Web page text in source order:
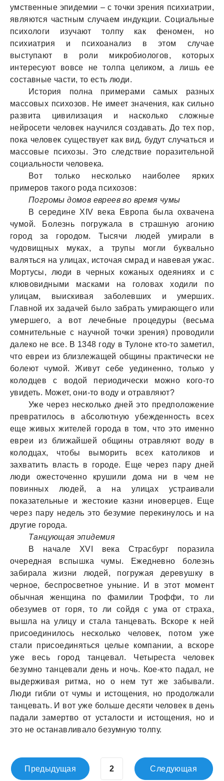
умственные эпидемии – с точки зрения психиатрии,
являются частным случаем индукции. Социальные
психологи изучают толпу как феномен, но
психиатрия и психоанализ в этом случае
выступают в роли микробиологов, которых
интересуют вовсе не толпа целиком, а лишь ее
составные части, то есть люди.
История полна примерами самых разных
массовых психозов. Не имеет значения, как сильно
развита цивилизация и насколько сложные
нейросети человек научился создавать. До тех пор,
пока человек существует как вид, будут случаться и
массовые психозы. Это следствие поразительной
социальности человека.
Вот только несколько наиболее ярких
примеров такого рода психозов:
Погромы домов евреев во время чумы
В середине XIV века Европа была охвачена
чумой. Болезнь погружала в страшную агонию
город за городом. Тысячи людей умирали в
чудовищных муках, а трупы могли буквально
валяться на улицах, источая смрад и навевая ужас.
Мортусы, люди в черных кожаных одеяниях и с
клювовидными масками на головах ходили по
улицам, выискивая заболевших и умерших.
Главной их задачей было забрать умирающего или
умершего, а вот лечебные процедуры (весьма
сомнительные с научной точки зрения) проводили
далеко не все. В 1348 году в Тулоне кто-то заметил,
что евреи из близлежащей общины практически не
болеют чумой. Живут себе уединенно, только у
колодцев с водой периодически можно кого-то
увидеть. Может, они-то воду и отравляют?
Уже через несколько дней это предположение
превратилось в абсолютную убежденность всех
еще живых жителей города в том, что это именно
евреи из ближайшей общины отравляют воду в
колодцах, чтобы выморить всех католиков и
захватить власть в городе. Еще через пару дней
люди ожесточенно крушили дома ни в чем не
повинных людей, а на улицах устраивали
показательные и жестокие казни иноверцев. Еще
через пару недель это безумие перекинулось и на
другие города.
Танцующая эпидемия
В начале XVI века Страсбург поразила
очередная вспышка чумы. Ежедневно болезнь
забирала жизни людей, погружая деревушку в
черное, беспросветное уныние. И в этот момент
обычная женщина по фамилии Троффи, то ли
обезумев от горя, то ли сойдя с ума от страха,
вышла на улицу и стала танцевать. Вскоре к ней
присоединилось несколько человек, потом уже
стали присоединяться целые компании, а вскоре
уже весь город танцевал. Четыреста человек
безумно танцевали день и ночь. Кое-кто падал, не
выдерживая ритма, но о нем тут же забывали.
Люди гибли от чумы и истощения, но продолжали
танцевать. И вот уже больше десяти человек в день
падали замертво от усталости и истощения, но и
это не останавливало безумную толпу.
Предыдущая Следующая